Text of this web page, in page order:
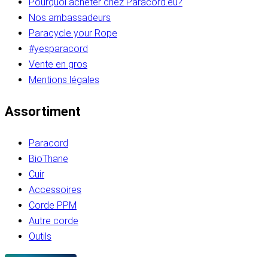
Nos ambassadeurs
Paracycle your Rope
#yesparacord
Vente en gros
Mentions légales
Assortiment
Paracord
BioThane
Cuir
Accessoires
Corde PPM
Autre corde
Outils